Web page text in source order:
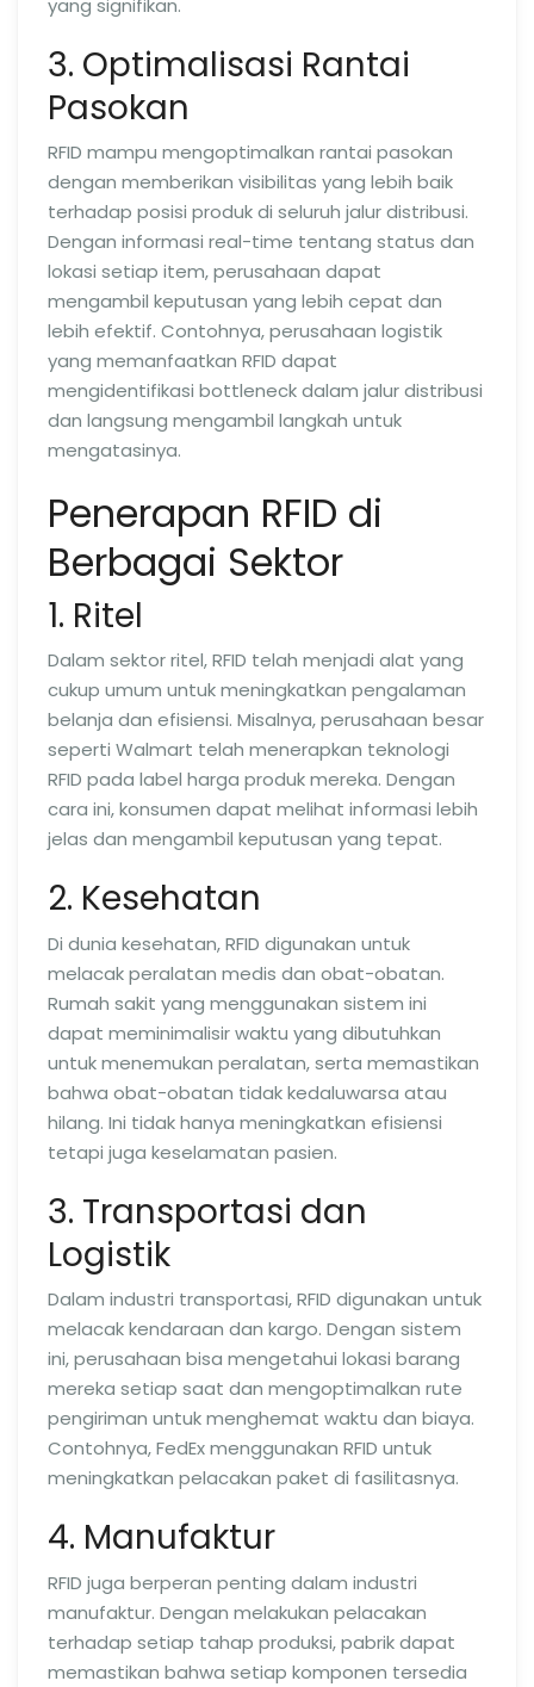
3. Optimalisasi Rantai
Pasokan
RFID mampu mengoptimalkan rantai pasokan
dengan memberikan visibilitas yang lebih baik
terhadap posisi produk di seluruh jalur distribusi.
Dengan informasi real-time tentang status dan
lokasi setiap item, perusahaan dapat
mengambil keputusan yang lebih cepat dan
lebih efektif. Contohnya, perusahaan logistik
yang memanfaatkan RFID dapat
mengidentifikasi bottleneck dalam jalur distribusi
dan langsung mengambil langkah untuk
mengatasinya.
Penerapan RFID di
Berbagai Sektor
1. Ritel
Dalam sektor ritel, RFID telah menjadi alat yang
cukup umum untuk meningkatkan pengalaman
belanja dan efisiensi. Misalnya, perusahaan besar
seperti Walmart telah menerapkan teknologi
RFID pada label harga produk mereka. Dengan
cara ini, konsumen dapat melihat informasi lebih
jelas dan mengambil keputusan yang tepat.
2. Kesehatan
Di dunia kesehatan, RFID digunakan untuk
melacak peralatan medis dan obat-obatan.
Rumah sakit yang menggunakan sistem ini
dapat meminimalisir waktu yang dibutuhkan
untuk menemukan peralatan, serta memastikan
bahwa obat-obatan tidak kedaluwarsa atau
hilang. Ini tidak hanya meningkatkan efisiensi
tetapi juga keselamatan pasien.
3. Transportasi dan
Logistik
Dalam industri transportasi, RFID digunakan untuk
melacak kendaraan dan kargo. Dengan sistem
ini, perusahaan bisa mengetahui lokasi barang
mereka setiap saat dan mengoptimalkan rute
pengiriman untuk menghemat waktu dan biaya.
Contohnya, FedEx menggunakan RFID untuk
meningkatkan pelacakan paket di fasilitasnya.
4. Manufaktur
RFID juga berperan penting dalam industri
manufaktur. Dengan melakukan pelacakan
terhadap setiap tahap produksi, pabrik dapat
memastikan bahwa setiap komponen tersedia